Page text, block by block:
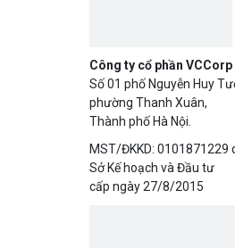
MST/ĐKKD: 0101871229
Sở Kế hoạch và Đầu tư
cấp ngày 27/8/2015